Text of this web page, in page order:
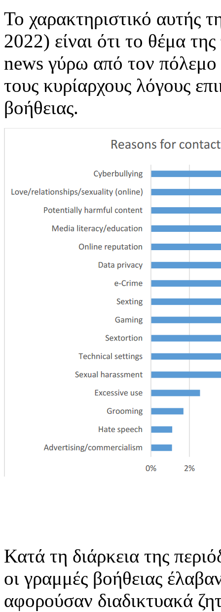
Το χαρακτηριστικό αυτής
2022) είναι ότι το θέμα
news γύρω από τον
τους κυρίαρχους λόγους
βοήθειας.
Κατά τη διάρκεια της
οι γραμμές βοήθειας
αφορούσαν διαδικτυακά